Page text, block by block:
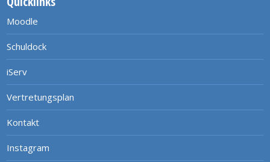
Moodle
Schuldock
iServ
Vertretungsplan
Kontakt
Instagram